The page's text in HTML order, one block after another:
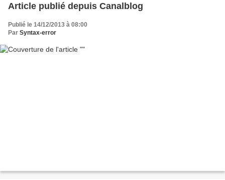
Article publié depuis Canalblog
Publié le 14/12/2013 à 08:00
Par Syntax-error